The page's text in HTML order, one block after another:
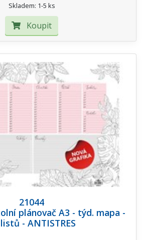
Skladem: 1-5 ks
Koupit
21044
plánovač A3 - týd. mapa -
- ANTISTRES